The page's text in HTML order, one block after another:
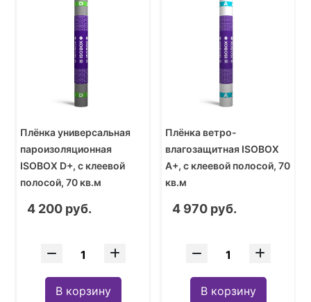
Плёнка универсальная
пароизоляционная
ISOBOX D+, с клеевой
полосой, 70 кв.м
4 200 руб.
В корзину
Плёнка ветро-
влагозащитная ISOBOX
А+, с клеевой полосой, 70
кв.м
4 970 руб.
В корзину